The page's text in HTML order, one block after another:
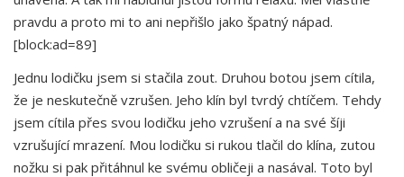
pravdu a proto mi to ani nepřišlo jako špatný nápad.
[block:ad=89]
Jednu lodičku jsem si stačila zout. Druhou botou jsem cítila,
že je neskutečně vzrušen. Jeho klín byl tvrdý chtíčem. Tehdy
jsem cítila přes svou lodičku jeho vzrušení a na své šíji
vzrušující mrazení. Mou lodičku si rukou tlačil do klína, zutou
nožku si pak přitáhnul ke svému obličeji a nasával. Toto byl